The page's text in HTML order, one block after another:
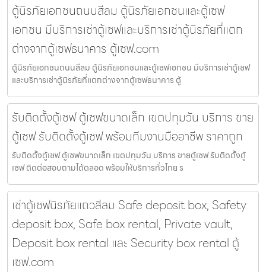
ตู้นิรภัยเอกชนถนนสีลม ตู้นิรภัยเอกชนและตู้เซฟ
เอกชน มีบริการเช่าตู้เซฟและบริการเช่าตู้นิรภัยที่แตก
ต่างจากตู้เซฟธนาคาร ตู้เซฟ.com
ตู้นิรภัยเอกชนถนนสีลม ตู้นิรภัยเอกชนและตู้เซฟเอกชน มีบริการเช่าตู้เซฟ
และบริการเช่าตู้นิรภัยที่แตกต่างจากตู้เซฟธนาคาร ตู้
รับติดตั้งตู้เซฟ ตู้เซฟขนาดเล็ก เขตปทุมวัน บริการ ขาย
ตู้เซฟ รับติดตั้งตู้เซฟ พร้อมทีมงานมืออาชีพ ราคาถูก
รับติดตั้งตู้เซฟ ตู้เซฟขนาดเล็ก เขตปทุมวัน บริการ ขายตู้เซฟ รับติดตั้งตู้
เซฟ ติดต่อสอบถามได้ตลอด พร้อมให้บริการทั่วไทย ร
เช่าตู้เซฟนิรภัยแถวสีลม Safe deposit box, Safety
deposit box, Safe box rental, Private vault,
Deposit box rental และ Security box rental ตู้
เซฟ.com